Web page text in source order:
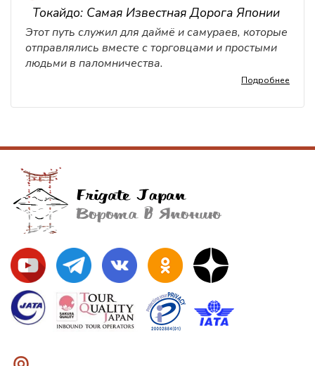
Токайдо: Самая Известная Дорога Японии
Этот путь служил для даймё и самураев, которые
отправлялись вместе с торговцами и простыми
людьми в паломничества.
Подробнее